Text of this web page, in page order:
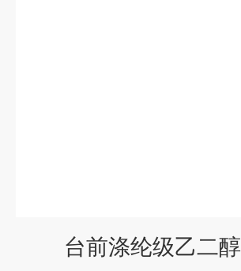
台前涤纶级乙二醇